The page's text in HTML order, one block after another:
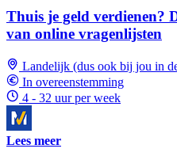
Thuis je geld verdienen?
van online vragenlijsten
Landelijk (dus ook bij jou in
In overeenstemming
4 - 32 uur per week
Lees meer